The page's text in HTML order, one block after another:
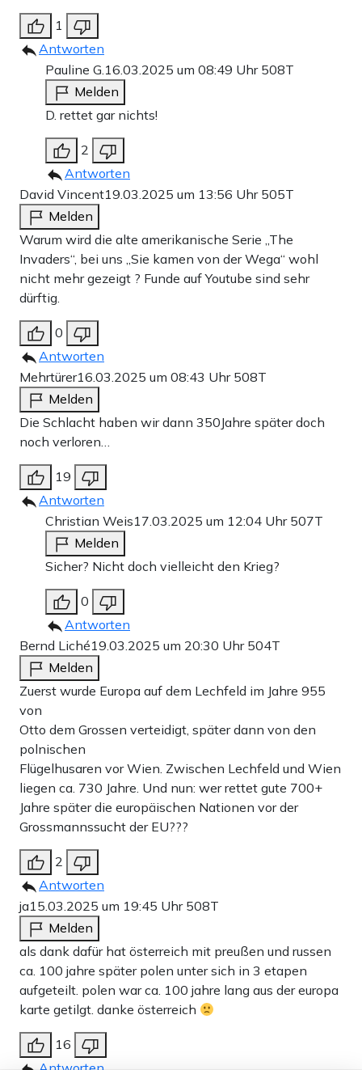
1
Antworten
Pauline G.16.03.2025 um 08:49 Uhr 508T
Melden
D. rettet gar nichts!
2
Antworten
David Vincent19.03.2025 um 13:56 Uhr 505T
Melden
Warum wird die alte amerikanische Serie „The
Invaders“, bei uns „Sie kamen von der Wega“ wohl
nicht mehr gezeigt ? Funde auf Youtube sind sehr
dürftig.
0
Antworten
Mehrtürer16.03.2025 um 08:43 Uhr 508T
Melden
Die Schlacht haben wir dann 350Jahre später doch
noch verloren…
19
Antworten
Christian Weis17.03.2025 um 12:04 Uhr 507T
Melden
Sicher? Nicht doch vielleicht den Krieg?
0
Antworten
Bernd Liché19.03.2025 um 20:30 Uhr 504T
Melden
Zuerst wurde Europa auf dem Lechfeld im Jahre 955
von
Otto dem Grossen verteidigt, später dann von den
polnischen
Flügelhusaren vor Wien. Zwischen Lechfeld und Wien
liegen ca. 730 Jahre. Und nun: wer rettet gute 700+
Jahre später die europäischen Nationen vor der
Grossmannssucht der EU???
2
Antworten
ja15.03.2025 um 19:45 Uhr 508T
Melden
als dank dafür hat österreich mit preußen und russen
ca. 100 jahre später polen unter sich in 3 etapen
aufgeteilt. polen war ca. 100 jahre lang aus der europa
karte getilgt. danke österreich
16